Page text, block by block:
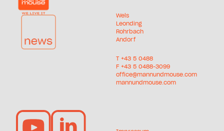
Wels
Leonding
Rohrbach
Andorf
T +43 5 0488
F +43 5 0488-3099
office@mannundmouse.com
mannundmouse.com